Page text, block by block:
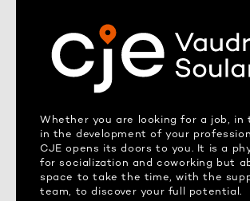
Whether you are looking for a job, in
in the development of your
CJE opens its doors to you. It is a
for socialization and coworking but
space to take the time, with the
team, to discover your full potential.